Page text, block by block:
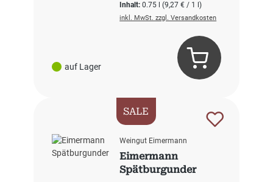
auf Lager
Inhalt:0.75 l(9,27 € / 1 l)
inkl. MwSt. zzgl. Versandkosten
SALE
Weingut Eimermann
Eimermann
Spätburgunder